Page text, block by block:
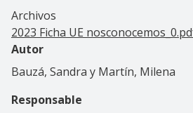
Archivos
2023 Ficha UE
Autor
Bauzá, Sandra y Martín, Milena
Responsable